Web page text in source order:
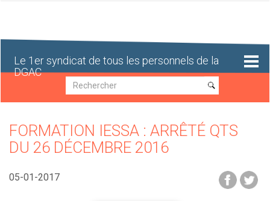
Le 1er syndicat de tous les personnels de la
DGAC
Recherche
Recherche
FORMATION IESSA : ARRÊTÉ QTS
DU 26 DÉCEMBRE 2016
05-01-2017